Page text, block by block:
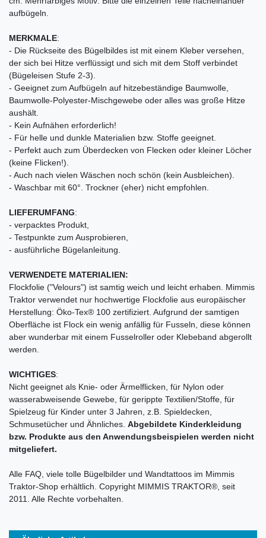
aufbügeln.
MERKMALE:
- Die Rückseite des Bügelbildes ist mit einem Kleber versehen,
der sich bei Hitze verflüssigt und sich mit dem Stoff verbindet
(Bügeleisen Stufe 2-3).
- Geeignet zum Aufbügeln auf hitzebeständige Baumwolle,
Baumwolle-Polyester-Mischgewebe oder alles was große Hitze
aushält.
- Kein Aufnähen erforderlich!
- Für helle und dunkle Materialien bzw. Stoffe geeignet.
- Perfekt auch zum Überdecken von Flecken oder kleiner Löcher
(keine Flicken!).
- Auch nach vielen Wäschen noch schön (kein Ausbleichen).
- Waschbar mit 60°. Trockner (eher) nicht empfohlen.
LIEFERUMFANG:
- verpacktes Produkt,
- Testpunkte zum Ausprobieren,
- ausführliche Bügelanleitung.
VERWENDETE MATERIALIEN:
Flockfolie ("Velours") ist samtig weich und leicht erhaben. Mimmis
Traktor verwendet nur hochwertige Flockfolie aus europäischer
Herstellung: Öko-Tex® 100 zertifiziert. Aufgrund der samtigen
Oberfläche ist Flock ein wenig anfällig für Fusseln, diese können
aber wunderbar mit einem Fusselroller oder Klebeband abgerollt
werden.
WICHTIGES:
Nicht geeignet als Knie- oder Ärmelflicken, für Nylon oder
wasserabweisende Gewebe, für gerippte Textilien/Stoffe, für
Spielzeug für Kinder unter 3 Jahren, z.B. Spieldecken,
Schmusetücher und Ähnliches. Abgebildete Kinderkleidung
bzw. Produkte aus den Anwendungsbeispielen werden nicht
mitgeliefert.
Alle FAQ, viele tolle Bügelbilder und Wandtattoos im Mimmis
Traktor-Shop erhältlich. Copyright MIMMIS TRAKTOR®, seit
2011. Alle Rechte vorbehalten.